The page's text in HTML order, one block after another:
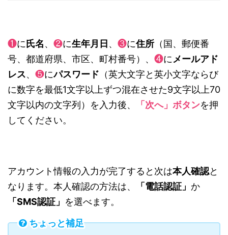
❶に氏名、 ❷に生年月日 、 ❸に住所 （国、郵便番
号、都道府県、市区、町村番号）、 ❹にメールアド
レス、 ❺にパスワード （英大文字と英小文字ならび
に数字を最低1文字以上ずつ混在させた9文字以上70
文字以内の文字列）を入力後、
「次へ」ボタンを押
してください。
アカウント情報の入力が完了すると次は本人確認と
なります。本人確認の方法は、
「 電話認証」 か
「 SMS認証」 を選べます。
ちょっと補足